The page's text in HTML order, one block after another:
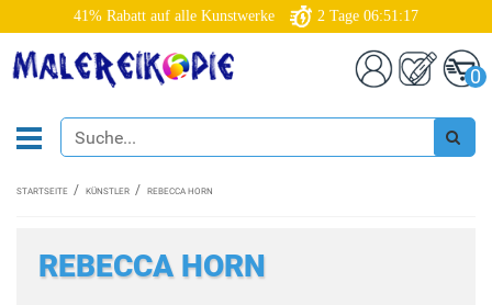
41% Rabatt auf alle Kunstwerke 2 Tage 06:51:16
0
STARTSEITE KÜNSTLER REBECCA HORN
REBECCA HORN